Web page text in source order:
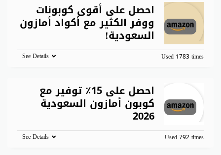
احصل على أقوى كوبونات
ووفر الكثير مع أكواد أمازون
السعودية!
Used 1783 times
See Details
احصل على 15٪ توفير مع
كوبون أمازون السعودية
2026
Used 792 times
See Details